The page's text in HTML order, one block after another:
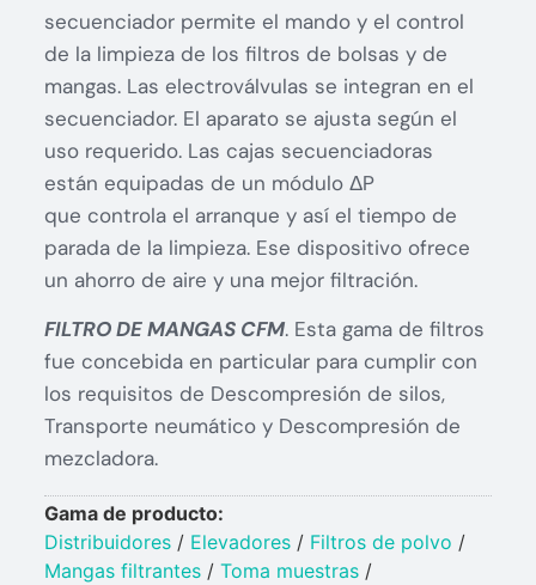
secuenciador permite el mando y el control
de la limpieza de los filtros de bolsas y de
mangas. Las electroválvulas se integran en el
secuenciador. El aparato se ajusta según el
uso requerido. Las cajas secuenciadoras
están equipadas de un módulo ΔP
que controla el arranque y así el tiempo de
parada de la limpieza. Ese dispositivo ofrece
un ahorro de aire y una mejor filtración.
FILTRO DE MANGAS CFM. Esta gama de filtros
fue concebida en particular para cumplir con
los requisitos de Descompresión de silos,
Transporte neumático y Descompresión de
mezcladora.
Gama de producto:
Distribuidores/ Elevadores/ Filtros de polvo /
Mangas filtrantes/ Toma muestras/